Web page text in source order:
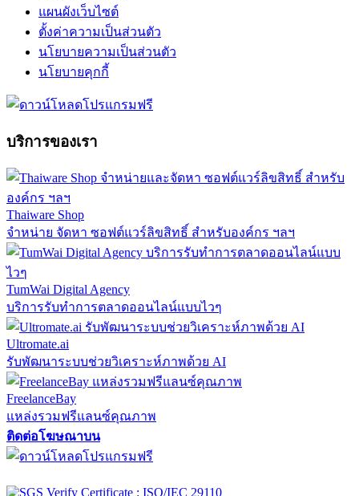
แผนผังเว็บไซต์
ตั้งค่าความเป็นส่วนตัว
นโยบายความเป็นส่วนตัว
นโยบายคุกกี้
บริการของเรา
Thaiware Shop
จำหน่าย จัดหา ซอฟต์แวร์ลิขสิทธิ์ สำหรับองค์กร ฯลฯ
TumWai Digital Agency
บริการรับทำการตลาดออนไลน์แบบไวๆ
Ultromate.ai
รับพัฒนาระบบช่วยวิเคราะห์ภาพด้วย AI
FreelanceBay
แหล่งรวมฟรีแลนซ์คุณภาพ
ติดต่อโฆษณาบน